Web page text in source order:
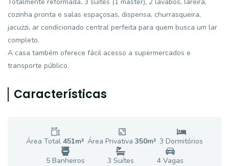
cozinha pronta e salas espaçosas, dispensa, churrasqueira,
jacuzzi, ar condicionado central perfeita para quem busca um lar
completo.
A casa também oferece fácil acesso a supermercados e
transporte público.
Características
Área Total 451m² Área Privativa 350m² 3 Dormitórios
5Banheiros 3 Suítes 4Vagas